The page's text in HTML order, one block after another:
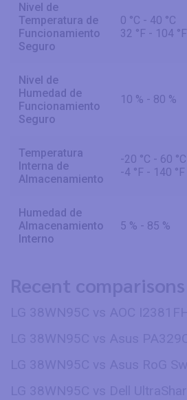
Nivel de
Temperatura de
Funcionamiento
Seguro
0 °C - 40 °C
32 °F - 104 °F
Nivel de
Humedad de
Funcionamiento
Seguro
10 % - 80 %
Temperatura
Interna de
Almacenamiento
-20 °C - 60 °C
-4 °F - 140 °F
Humedad de
Almacenamiento
Interno
5 % - 85 %
Recent comparisons